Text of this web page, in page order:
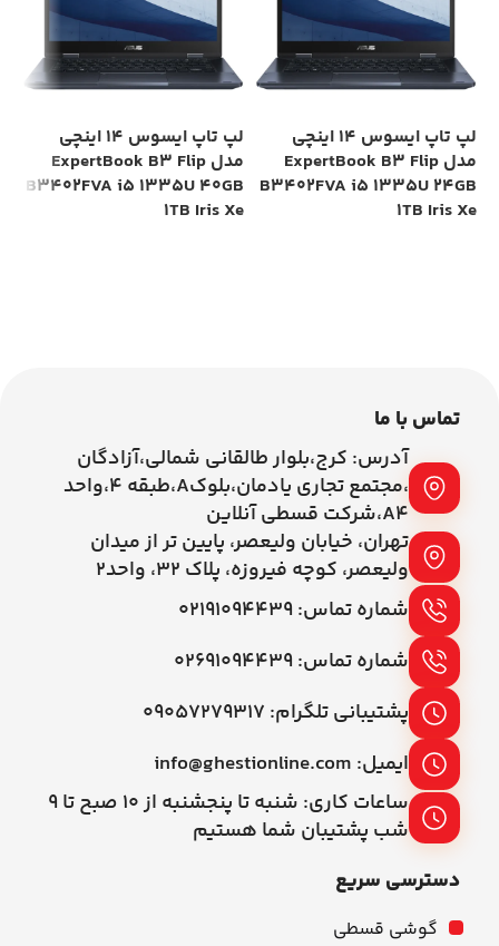
لپ تاپ ایسوس 14 اینچی
مدل ExpertBook B3 Flip
B3402FVA i5 1335U 24GB
1TB Iris Xe
لپ تاپ ایسوس 14 اینچی
مدل ExpertBook B3 Flip
B3402FVA i5 1335U 40GB
1TB Iris Xe
تماس با ما
آدرس: کرج،بلوار طالقانی شمالی،آزادگان
،مجتمع تجاری یادمان،بلوکA،طبقه ۴،واحد
A4،شرکت قسطی آنلاین
تهران، خیابان ولیعصر، پایین تر از میدان
ولیعصر، کوچه فیروزه، پلاک 32، واحد2
شماره تماس: ۰۲۱۹۱۰۹۴۴۳۹
شماره تماس: ۰۲۶۹۱۰۹۴۴۳۹
پشتیبانی تلگرام: ۰۹۰۵۷۲۷۹۳۱۷
ایمیل: info@ghestionline.com
ساعات کاری: شنبه تا پنجشنبه از ۱۰ صبح تا ۹
شب پشتیبان شما هستیم
دسترسی سریع
گوشی قسطی